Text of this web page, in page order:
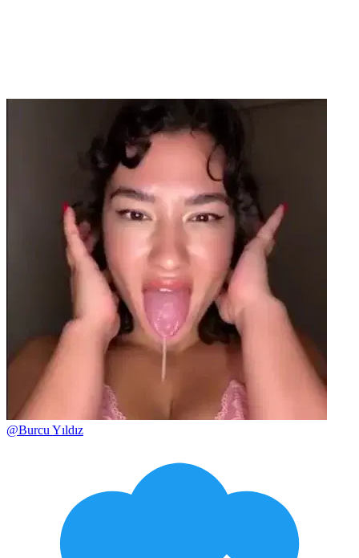
@Burcu Yıldız